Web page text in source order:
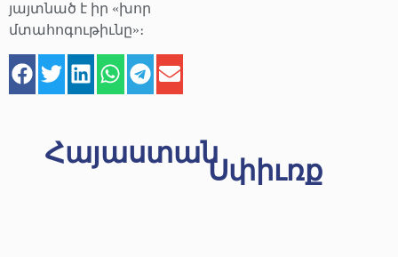
յայտնած է իր «խոր
մտահոգութիւնը»։
Հայաստան
Սփիւռք